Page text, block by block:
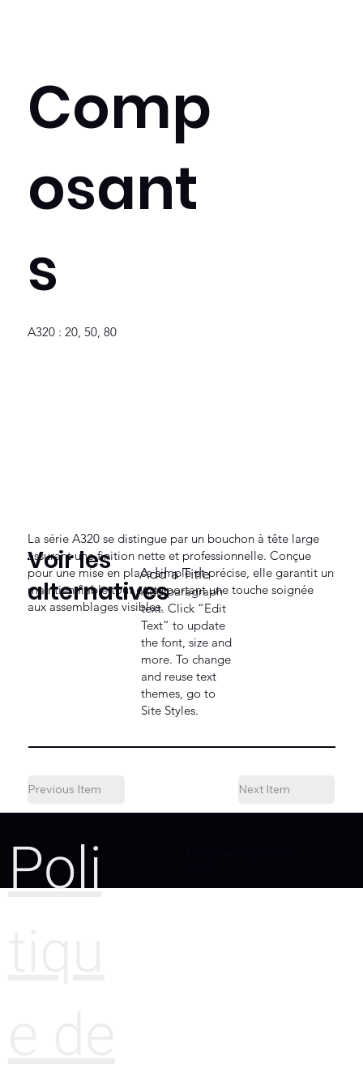
Comp
osant
s
A320 : 20, 50, 80
La série A320 se distingue par un bouchon à tête large
assurant une finition nette et professionnelle. Conçue
pour une mise en place simple et précise, elle garantit un
maintien fiable tout en apportant une touche soignée
aux assemblages visibles.
Voir les
alternativesAdd paragraph
text. Click “Edit
Text” to update
the font, size and
more. To change
and reuse text
themes, go to
Site Styles.
Add a Title
Previous Item Next Item
Poli